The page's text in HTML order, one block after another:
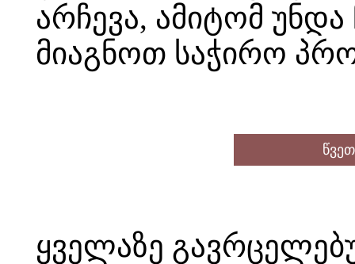
არჩევა, ამიტომ
მიაგნოთ საჭირო
ყველაზე